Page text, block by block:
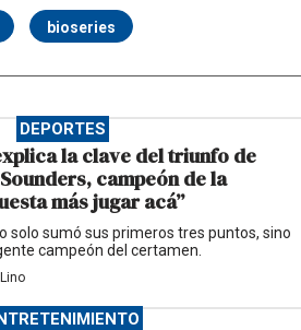
bioseries
DEPORTES
la clave del triunfo de
campeón de la
más jugar acá”
solo sumó sus primeros tres puntos, sino
campeón del certamen.